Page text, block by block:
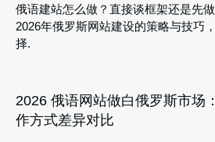
俄语建站怎么做？直接谈框架还是先
2026年俄罗斯网站建设的策略与技巧
择.
2026 俄语网站做白俄罗斯市场
作方式差异对比